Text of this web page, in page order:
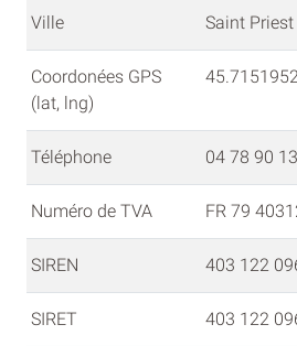
Ville Saint Priest
Coordonées GPS
(lat, lng)
Téléphone 04 78 90
Numéro de TVA FR 79
SIREN 403 122
SIRET 403 122